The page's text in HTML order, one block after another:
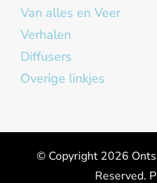
Van alles en Veer
Verhalen
Diffusers
Overige linkjes
© Copyright 2026
Reserved.